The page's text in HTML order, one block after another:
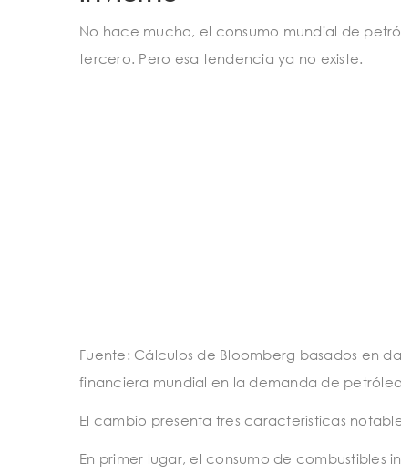
No hace mucho, el consumo mundial de
tercero. Pero esa tendencia ya no existe.
Fuente: Cálculos de Bloomberg basados en
financiera mundial en la demanda de
El cambio presenta tres características
En primer lugar, el consumo de